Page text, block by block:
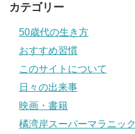
カテゴリー
50歳代の生き方
おすすめ習慣
このサイトについて
日々の出来事
映画・書籍
橘湾岸スーパーマラニック